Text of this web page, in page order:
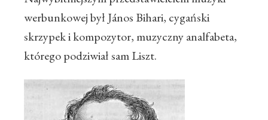
werbunkowej był János Bihari, cygański
skrzypek i kompozytor, muzyczny analfabeta,
którego podziwiał sam Liszt.